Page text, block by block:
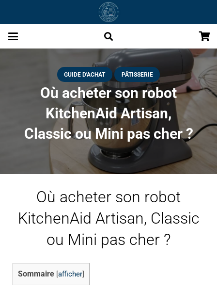
GUIDE D'ACHAT PÂTISSERIE
Où acheter son robot
KitchenAid Artisan,
Classic ou Mini pas cher ?
Où acheter son robot
KitchenAid Artisan, Classic
ou Mini pas cher ?
Sommaire afficher]